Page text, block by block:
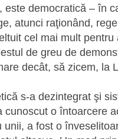
democratică – în
atunci raţionând,
cel mai mult pentru
de greu de
decât, să zicem, la
s-a dezintegrat şi
cunoscut o întoarcere
a fost o